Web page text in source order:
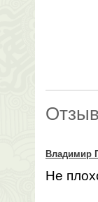
Владимир
Не